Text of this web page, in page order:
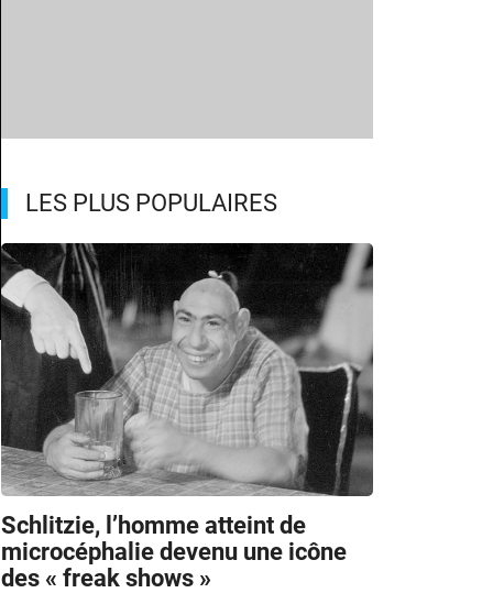
LES PLUS POPULAIRES
Schlitzie, l’homme atteint de
microcéphalie devenu une icône
des « freak shows »